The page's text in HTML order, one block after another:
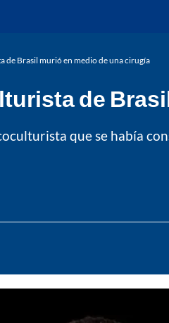
de Brasil murió en medio de una cirugía
de
que se había